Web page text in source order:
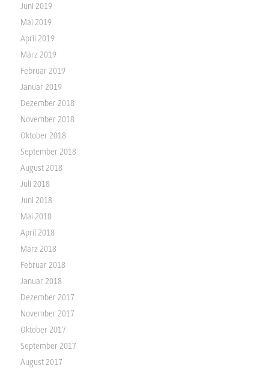
Juni 2019
Mai 2019
April 2019
März 2019
Februar 2019
Januar 2019
Dezember 2018
November 2018
Oktober 2018
September 2018
August 2018
Juli 2018
Juni 2018
Mai 2018
April 2018
März 2018
Februar 2018
Januar 2018
Dezember 2017
November 2017
Oktober 2017
September 2017
August 2017